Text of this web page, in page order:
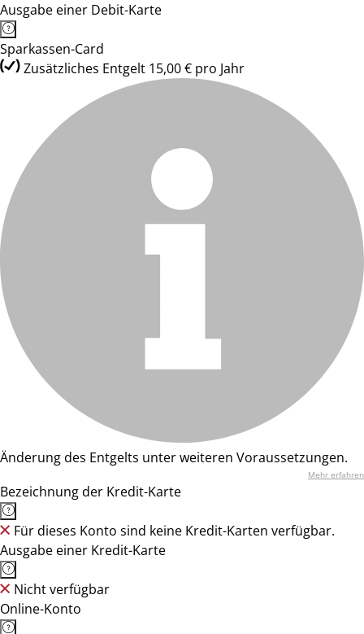
Ausgabe einer Debit-Karte
Sparkassen-Card
Zusätzliches Entgelt 15,00 € pro Jahr
Änderung des Entgelts unter weiteren Voraussetzungen.
Mehr erfahren
Bezeichnung der Kredit-Karte
Für dieses Konto sind keine Kredit-Karten verfügbar.
Ausgabe einer Kredit-Karte
Nicht verfügbar
Online-Konto